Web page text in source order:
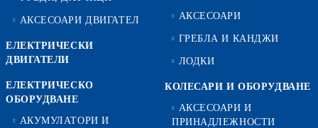
АКСЕСОАРИ ДВИГАТЕЛ
ЕЛЕКТРИЧЕСКИ
ДВИГАТЕЛИ
ЕЛЕКТРИЧЕСКО
ОБОРУДВАНЕ
АКУМУЛАТОРИ И
АКСЕСОАРИ
ГРЕБЛА И КАНДЖИ
ЛОДКИ
КОЛЕСАРИ И ОБОРУДВАНЕ
АКСЕСОАРИ И
ПРИНАДЛЕЖНОСТИ